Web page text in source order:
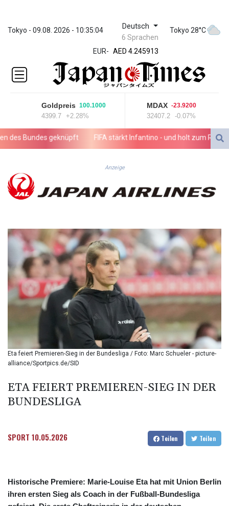
Tokyo - 09.08. 2026 - 10:35:04 Deutsch
6 Sprachen
Tokyo 28°C
EUR-
ZWL 372.275202
AED 4.245913
AED 4.245913
AFN 76.887634
ALL 93.218842
AMD
1060.176801
ARS
1724.882567
AWG 2.082489
BAM 1.955776
BBD 2.321671
BIF 3451.157116
BMD 1.156136
BND 1.477082
BOB 13.69983
BRL 5.876989
BSD 1.152686
BTN 109.688637
BWP 15.558807
BYN 3.432357
22660.258427
BZD 2.318271
2615.761404
1055.916879
CNY 7.801146
CRC 523.993489
CUC 1.156136
Goldpreis 100.1000
4399.7 +2.28%
MDAX -23.9200
32407.2 -0.07%
Bundes geknüpft FIFA stärkt Infantino - und holt zum
Anzeige
Eta feiert Premieren-Sieg in der Bundesliga / Foto: Marc Schueler - picture-
alliance/Sportpics.de/SID
ETA FEIERT PREMIEREN-SIEG IN DER
BUNDESLIGA
SPORT 10.05.2026 Teilen Teilen
Historische Premiere: Marie-Louise Eta hat mit Union Berlin
ihren ersten Sieg als Coach in der Fußball-Bundesliga